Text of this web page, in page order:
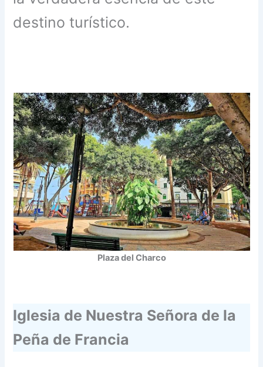
destino turístico.
Plaza del Charco
Iglesia de Nuestra Señora de la
Peña de Francia